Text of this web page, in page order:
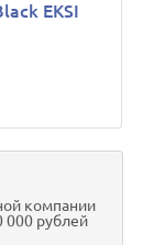
EKSI
компании
000 рублей